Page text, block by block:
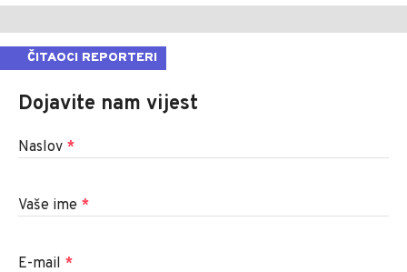
ČITAOCI REPORTERI
Dojavite nam vijest
Naslov *
Vaše ime *
E-mail *